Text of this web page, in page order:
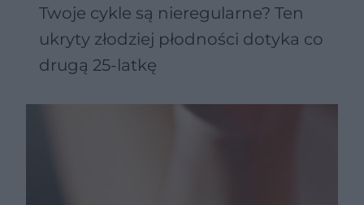
Twoje cykle są nieregularne? Ten
ukryty złodziej płodności dotyka co
drugą 25-latkę